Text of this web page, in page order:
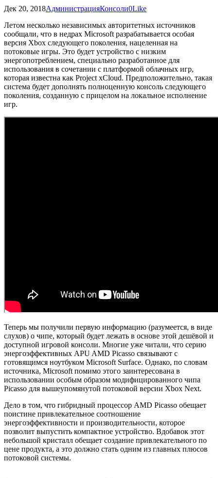
Дек 20, 2018АдминистрацияКонсоли0Like
Летом несколько независимых авторитетных источников
сообщали, что в недрах Microsoft разрабатывается особая
версия Xbox следующего поколения, нацеленная на
потоковые игры. Это будет устройство с низким
энергопотреблением, специально разработанное для
использования в сочетании с платформой облачных игр,
которая известна как Project xCloud. Предположительно, такая
система будет дополнять полноценную консоль следующего
поколения, созданную с прицелом на локальное исполнение
игр.
Теперь мы получили первую информацию (разумеется, в виде
слухов) о чипе, который будет лежать в основе этой дешёвой и
доступной игровой консоли. Многие уже читали, что серию
энергоэффективных APU AMD Picasso связывают с
готовящимся ноутбуком Microsoft Surface. Однако, по словам
источника, Microsoft помимо этого заинтересована в
использовании особым образом модифицированного чипа
Picasso для вышеупомянутой потоковой версии Xbox Next.
Дело в том, что гибридный процессор AMD Picasso обещает
поистине привлекательное соотношение
энергоэффективности и производительности, которое
позволит выпустить компактное устройство. Вдобавок этот
небольшой кристалл обещает создание привлекательного по
цене продукта, а это должно стать одним из главных плюсов
потоковой системы.